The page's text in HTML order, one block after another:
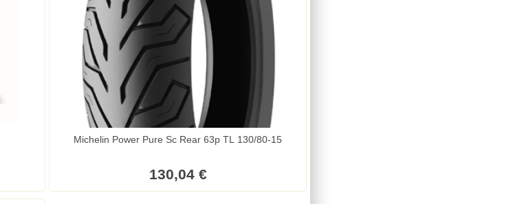
Michelin Power Pure Sc Rear 63p TL 130/80-15
130,04 €